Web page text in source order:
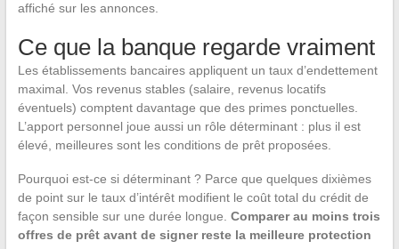
affiché sur les annonces.
Ce que la banque regarde vraiment
Les établissements bancaires appliquent un taux d’endettement
maximal. Vos revenus stables (salaire, revenus locatifs
éventuels) comptent davantage que des primes ponctuelles.
L’apport personnel joue aussi un rôle déterminant : plus il est
élevé, meilleures sont les conditions de prêt proposées.
Pourquoi est-ce si déterminant ? Parce que quelques dixièmes
de point sur le taux d’intérêt modifient le coût total du crédit de
façon sensible sur une durée longue. Comparer au moins trois
offres de prêt avant de signer reste la meilleure protection